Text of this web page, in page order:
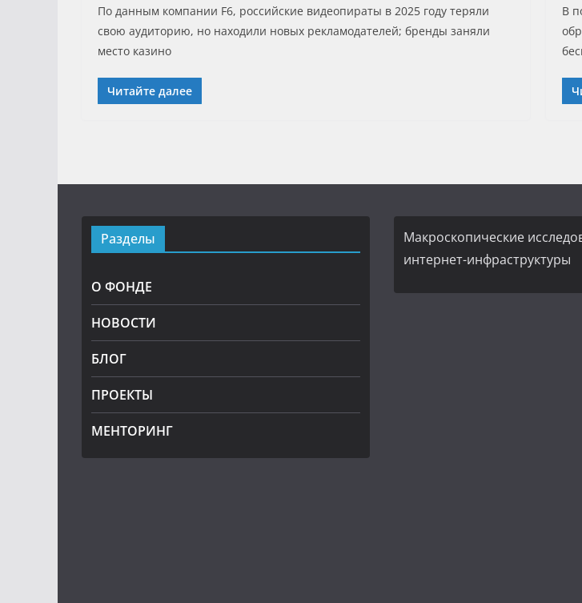
По данным компании F6, российские видеопираты в 2025 году теряли
свою аудиторию, но находили новых рекламодателей; бренды заняли
место казино
Читайте далее
В
Разделы
О ФОНДЕ
НОВОСТИ
БЛОГ
ПРОЕКТЫ
МЕНТОРИНГ
Макроскопические
интернет-инфраструктуры